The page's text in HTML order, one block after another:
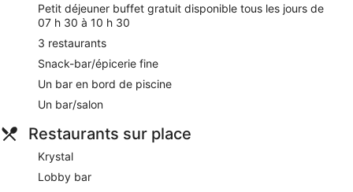
ne serez qu'à quelques minutes de marche de Faro de
Maspalomas (phare). Dans cet hébergement, vous profiterez
de prestations de choix comme le petit déjeuner gratuit et
extérieures.
Pour prendre un verre ou vous restaurer, vous trouverez
sur place 3 restaurants, un bar en bord de piscine et un
bar / salon
Parking sans service de voiturier disponible en
Petit déjeuner buffet gratuit disponible tous les jours de
07 h 30 à 10 h 30
3 restaurants
Snack-bar/épicerie fine
Un bar en bord de piscine
Un bar/salon
Restaurants sur place
Krystal
Lobby bar